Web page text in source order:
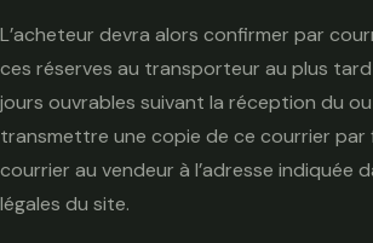
L’acheteur devra alors confirmer par
ces réserves au transporteur au plus
jours ouvrables suivant la réception du
transmettre une copie de ce courrier par
courrier au vendeur à l’adresse indiquée
légales du site.